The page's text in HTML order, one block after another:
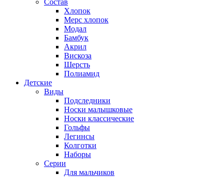
Хлопок
Мерс хлопок
Модал
Бамбук
Акрил
Вискоза
Шерсть
Полиамид
Детские
Виды
Подследники
Носки малышковые
Носки классические
Гольфы
Легинсы
Колготки
Наборы
Серии
Для мальчиков